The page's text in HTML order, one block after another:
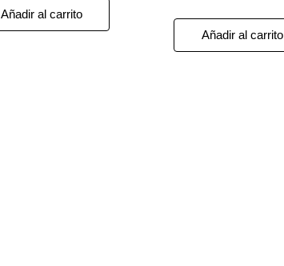
Añadir al carrito
Añadir al carrito